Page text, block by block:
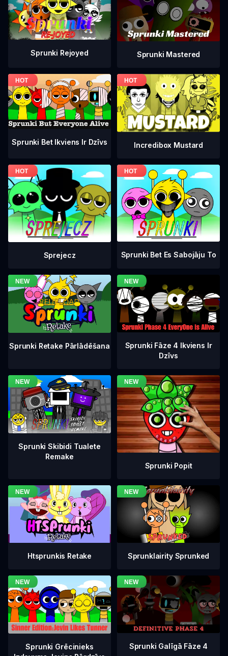
Sprunki Rejoyed Sprunki Mastered
Sprunki Bet Ikviens Ir Dzīvs Incredibox Mustard
Sprejecz Sprunki Bet Es Sabojāju To
Sprunki Retake Pārlādēšana
Sprunki Fāze 4 Ikviens Ir
Dzīvs
Sprunki Skibidi Tualete
Remake
Sprunki Popit
Htsprunkis Retake Sprunklairity Sprunked
Sprunki Grēcinieks
Sprunki Galīgā Fāze 4